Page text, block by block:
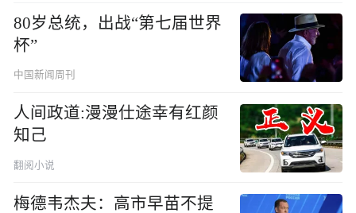
80岁总统，出战“第七届世界
杯”
中国新闻周刊
人间政道:漫漫仕途幸有红颜
知己
翻阅小说
梅德韦杰夫：高市早苗不提